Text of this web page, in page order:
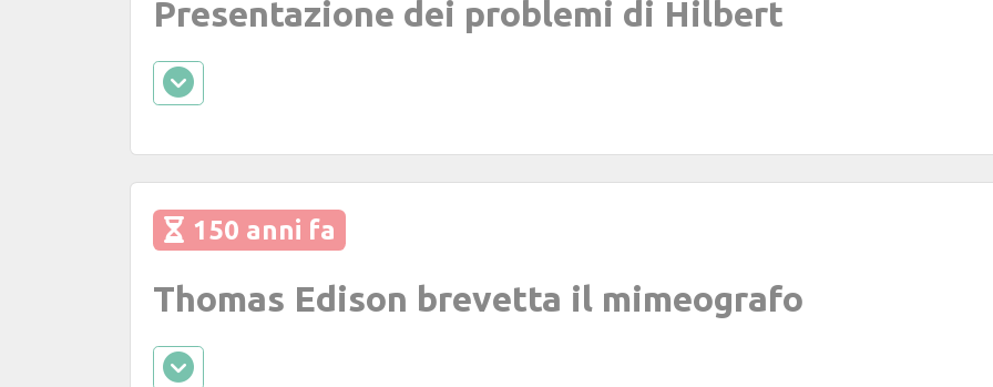
Presentazione dei problemi di Hilbert
150 anni fa
Thomas Edison brevetta il mimeografo